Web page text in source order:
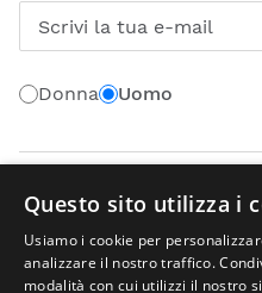
Scrivi la tua e-mail
Donna Uomo
Questo sito utilizza i
Usiamo i cookie per
analizzare il nostro traffico.
modalità con cui utilizzi il nostro